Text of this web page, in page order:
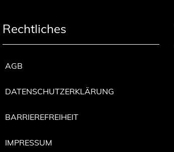
Rechtliches
AGB
DATENSCHUTZERKLÄRUNG
BARRIEREFREIHEIT
IMPRESSUM